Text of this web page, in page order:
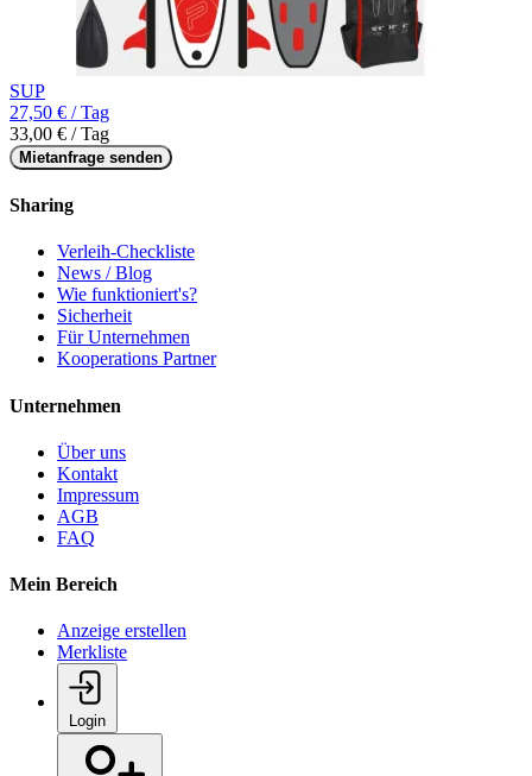
SUP
27,50 € / Tag
33,00 € / Tag
Mietanfrage senden
Sharing
Verleih-Checkliste
News / Blog
Wie funktioniert's?
Sicherheit
Für Unternehmen
Kooperations Partner
Unternehmen
Über uns
Kontakt
Impressum
AGB
FAQ
Mein Bereich
Anzeige erstellen
Merkliste
Login